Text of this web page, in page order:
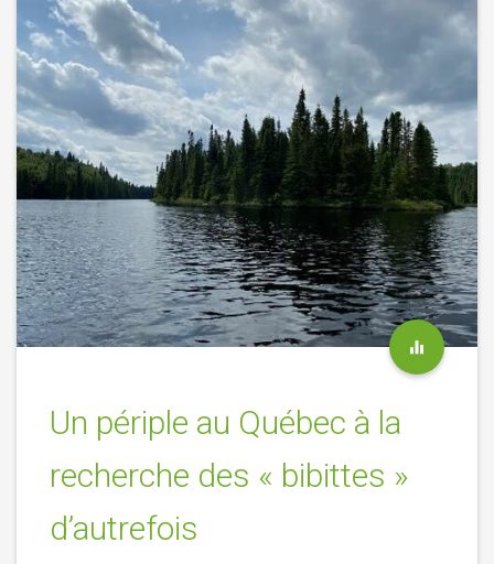
Un périple au Québec à la
recherche des « bibittes »
d’autrefois